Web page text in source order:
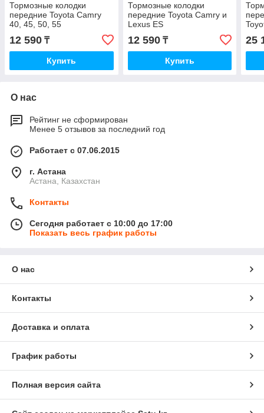
Тормозные колодки
передние Toyota Camry
40, 45, 50, 55
12 590 ₸
Купить
Тормозные колодки
передние Toyota Camry и
Lexus ES
12 590₸
Купить
25
О нас
Рейтинг не сформирован
Менее 5 отзывов за последний год
Работает с 07.06.2015
г. Астана
Астана, Казахстан
Контакты
Сегодня работает с 10:00 до 17:00
Показать весь график работы
О нас
Контакты
Доставка и оплата
График работы
Полная версия сайта